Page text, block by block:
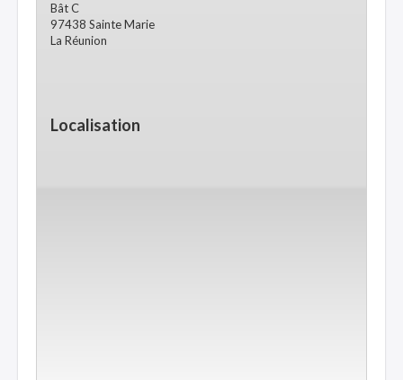
Bât C
97438 Sainte Marie
La Réunion
Localisation